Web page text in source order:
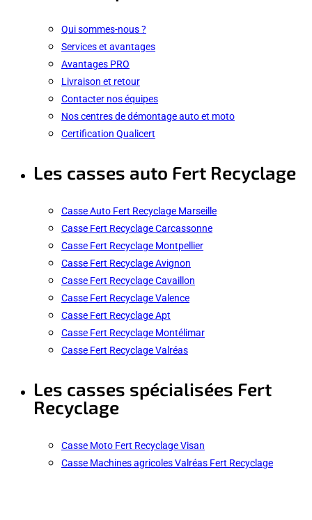
Qui sommes-nous ?
Services et avantages
Avantages PRO
Livraison et retour
Contacter nos équipes
Nos centres de démontage auto et moto
Certification Qualicert
Les casses auto Fert Recyclage
Casse Auto Fert Recyclage Marseille
Casse Fert Recyclage Carcassonne
Casse Fert Recyclage Montpellier
Casse Fert Recyclage Avignon
Casse Fert Recyclage Cavaillon
Casse Fert Recyclage Valence
Casse Fert Recyclage Apt
Casse Fert Recyclage Montélimar
Casse Fert Recyclage Valréas
Les casses spécialisées Fert
Recyclage
Casse Moto Fert Recyclage Visan
Casse Machines agricoles Valréas Fert Recyclage